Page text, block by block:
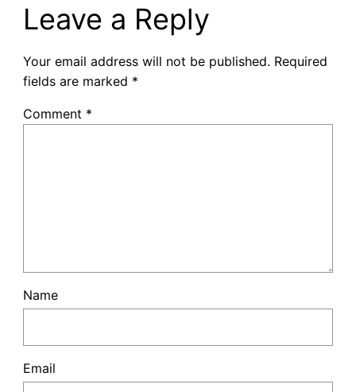
Leave a Reply
Your email address will not be published. Required
fields are marked *
Comment *
Name
Email